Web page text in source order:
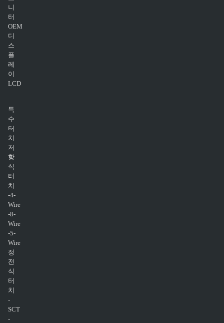
니
터
OEM
디
스
플
레
이
LCD
특
수
터
치
저
항
식
터
치
-4-
Wire
-8-
Wire
-5-
Wire
정
전
식
터
치
-
SCT
-